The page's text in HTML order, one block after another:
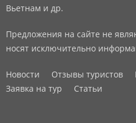
Вьетнам и др.
Предложения на сайте не
носят исключительно
Новости Отзывы туристов
Заявка на тур
Статьи